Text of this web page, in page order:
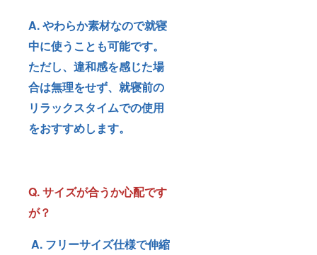
A. やわらか素材なので就寝
中に使うことも可能です。
ただし、違和感を感じた場
合は無理をせず、就寝前の
リラックスタイムでの使用
をおすすめします。
Q. サイズが合うか心配です
が？
A. フリーサイズ仕様で伸縮